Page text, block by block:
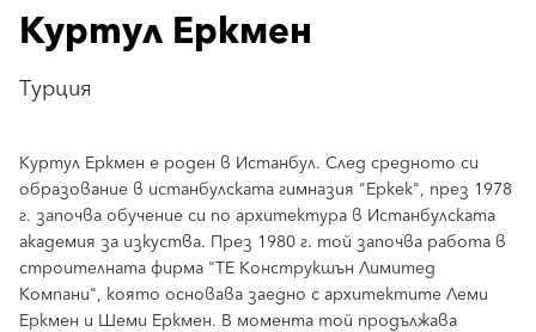
Куртул Еркмен
Турция
Куртул Еркмен е роден в Истанбул. След средното си
образование в истанбулската гимназия "Еркек", през 1978
г. започва обучение си по архитектура в Истанбулската
академия за изкуства. През 1980 г. той започва работа в
строителната фирма "ТЕ Конструкшън Лимитед
Компани", която основава заедно с архитектите Леми
Еркмен и Шеми Еркмен. В момента той продължава